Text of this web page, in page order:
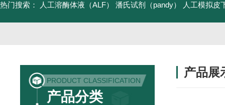
热门搜索： 人工溶酶体液（ALF） 潘氏试剂（pandy） 人工模拟皮
PRODUCT CLASSIFICATION
产品分类
产品展